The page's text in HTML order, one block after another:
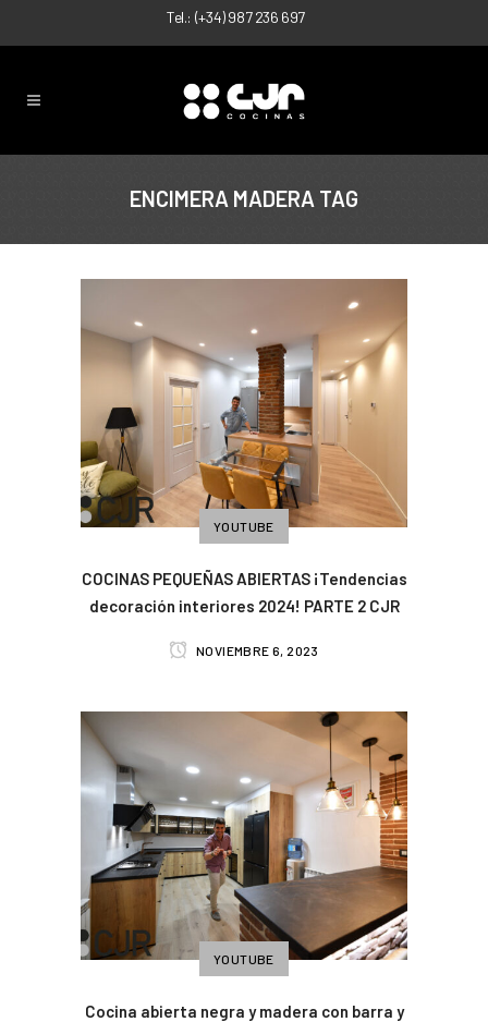
Tel.: (+34) 987 236 697
ENCIMERA MADERA TAG
YOUTUBE
COCINAS PEQUEÑAS ABIERTAS ¡Tendencias
decoración interiores 2024! PARTE 2 CJR
NOVIEMBRE 6, 2023
YOUTUBE
Cocina abierta negra y madera con barra y